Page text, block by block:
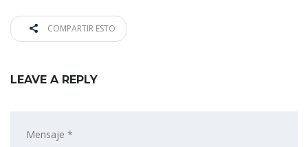
COMPARTIR ESTO
LEAVE A REPLY